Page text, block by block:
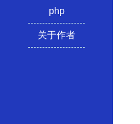
php
关于作者